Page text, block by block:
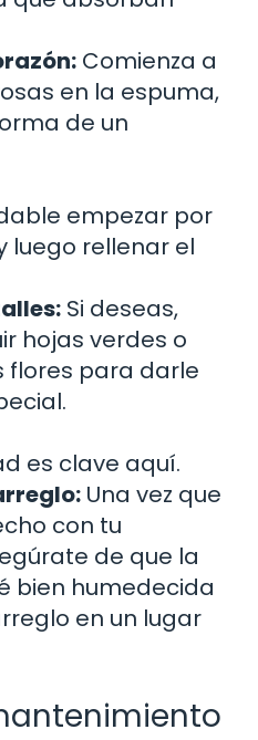
Comienza a
en la espuma,
de un
empezar por
luego rellenar el
Si deseas,
hojas verdes o
flores para darle
es clave aquí.
Una vez que
con tu
de que la
bien humedecida
en un lugar